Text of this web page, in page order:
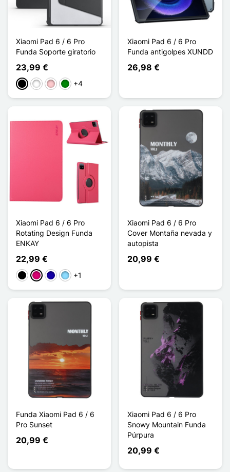
Xiaomi Pad 6 / 6 Pro
Funda Soporte giratorio
23,99 €
NegroBlancoRosaVerde
+4
Xiaomi Pad 6 / 6 Pro
Funda antigolpes XUNDD
26,98 €
Xiaomi Pad 6 / 6 Pro
Rotating Design Funda
ENKAY
22,99 €
NegroMagentaAzul oscuro
Azul claro
+1
Xiaomi Pad 6 / 6 Pro
Cover Montaña nevada y
autopista
20,99 €
Funda Xiaomi Pad 6 / 6
Pro Sunset
20,99 €
Xiaomi Pad 6 / 6 Pro
Snowy Mountain Funda
Púrpura
20,99 €